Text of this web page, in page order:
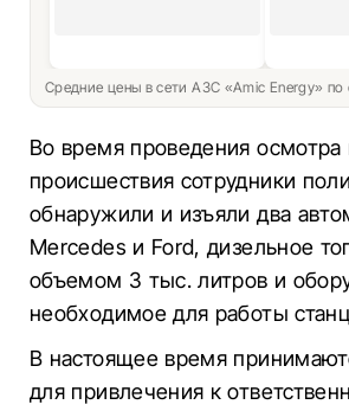
Средние цены в сети АЗС «Amic Energy» по
Во время проведения осмотра
происшествия сотрудники
обнаружили и изъяли два
Mercedes и Ford, дизельное
объемом 3 тыс. литров и
необходимое для работы
В настоящее время
для привлечения к